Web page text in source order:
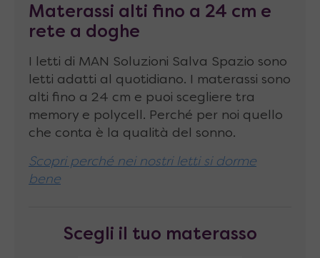
tenuta su pareti di cartongesso.
Materassi alti fino a 24 cm e
rete a doghe
I letti di MAN Soluzioni Salva Spazio sono
letti adatti al quotidiano. I materassi sono
alti fino a 24 cm e puoi scegliere tra
memory e polycell. Perché per noi quello
che conta è la qualità del sonno.
Scopri perché nei nostri letti si dorme
bene
Scegli il tuo materasso